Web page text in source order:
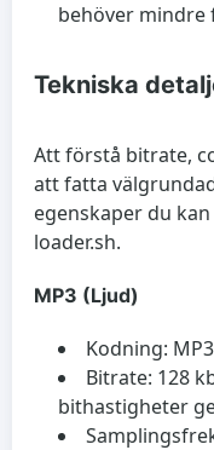
behöver mindre
Tekniska
Att förstå bitrate,
att fatta
egenskaper du
loader.sh.
MP3 (Ljud)
Kodning:
Bitrate: 128
bithastigheter